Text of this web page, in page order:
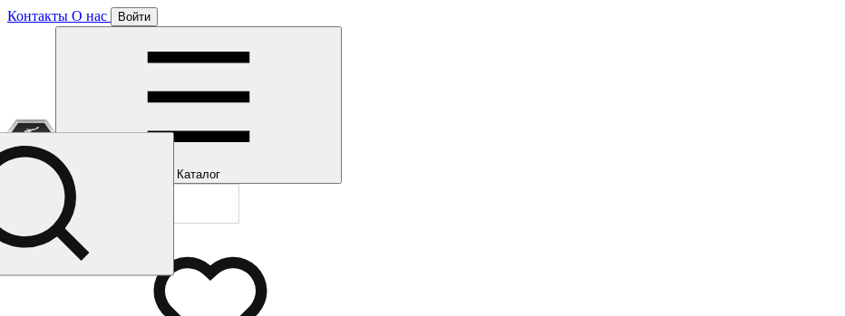
Контакты О нас Войти
Каталог
Газмерч
Будем направлять вам все наши специальные предложения и новости
Мы уже направляем вам все наши специальные предложения и новости